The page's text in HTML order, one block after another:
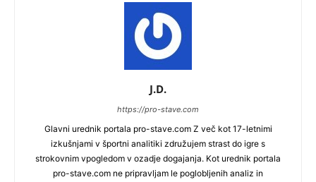
J.D.
https://pro-stave.com
Glavni urednik portala pro-stave.com Z več kot 17-letnimi
izkušnjami v športni analitiki združujem strast do igre s
strokovnim vpogledom v ozadje dogajanja. Kot urednik portala
pro-stave.com ne pripravljam le poglobljenih analiz in